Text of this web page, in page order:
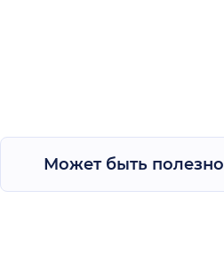
Может быть полезно